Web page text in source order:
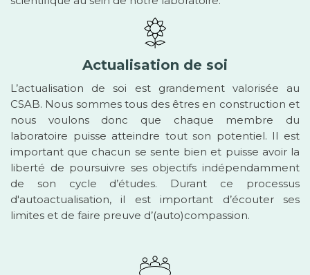
Actualisation de soi
L’actualisation de soi est grandement valorisée au
CSAB. Nous sommes tous des êtres en construction et
nous voulons donc que chaque membre du
laboratoire puisse atteindre tout son potentiel. Il est
important que chacun se sente bien et puisse avoir la
liberté de poursuivre ses objectifs indépendamment
de son cycle d’études. Durant ce processus
d'autoactualisation, il est important d’écouter ses
limites et de faire preuve d’(auto)compassion.